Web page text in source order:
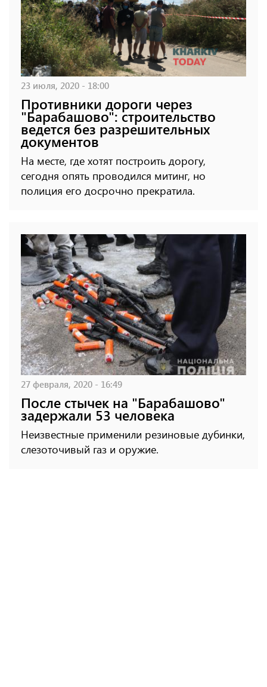
23 июля, 2020 - 18:00
Противники дороги через
"Барабашово": строительство
ведется без разрешительных
документов
На месте, где хотят построить дорогу,
сегодня опять проводился митинг, но
полиция его досрочно прекратила.
27 февраля, 2020 - 16:49
После стычек на "Барабашово"
задержали 53 человека
Неизвестные применили резиновые дубинки,
слезоточивый газ и оружие.